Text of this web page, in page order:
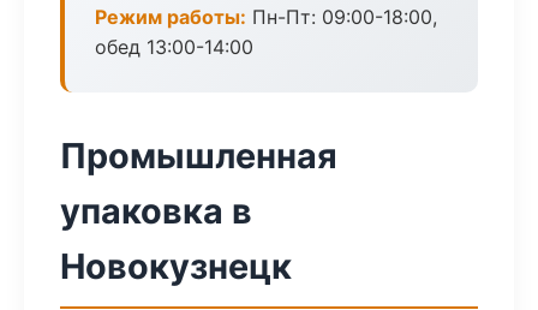
Режим работы: Пн-Пт: 09:00-18:00,
обед 13:00-14:00
Промышленная
упаковка в
Новокузнецк